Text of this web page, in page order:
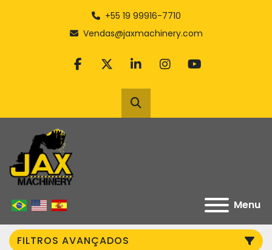
+55 19 99916-7710
Vendas@jaxmachinery.com
facebook
twitterlinkedininstagram
youtube
Pesquisar
Menu
FILTROS AVANÇADOS